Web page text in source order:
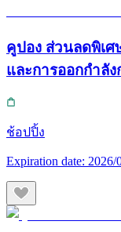
คูปอง ส่วนลดพิเศ
และการออกกำลั
ช้อปปิ้ง
Expiration date: 2026/